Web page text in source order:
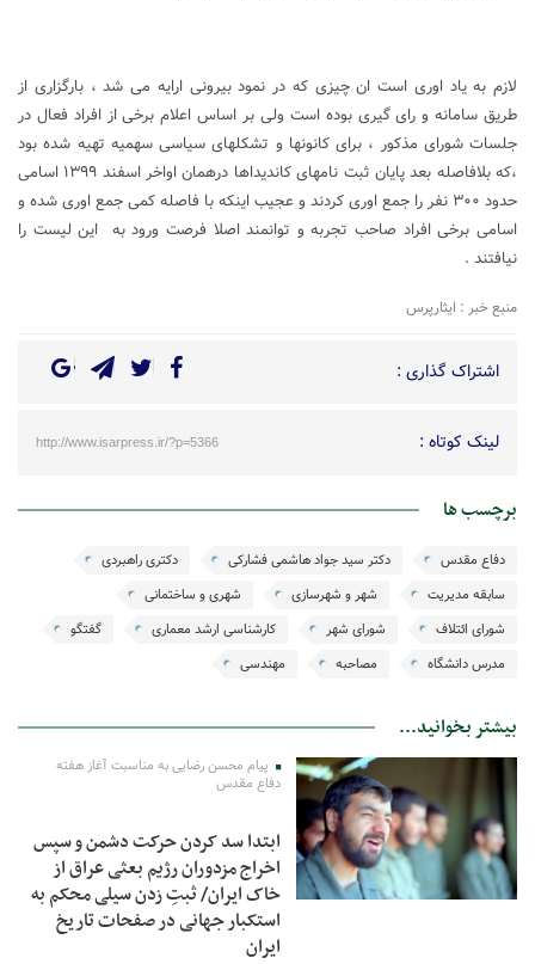
لازم به یاد اوری است ان چیزی که در نمود بیرونی ارایه می شد ، بارگزاری از
طریق سامانه و رای گیری بوده است ولی بر اساس اعلام برخی از افراد فعال در
جلسات شورای مذکور ، برای کانونها و تشکلهای سیاسی سهمیه تهیه شده بود
،که بلافاصله بعد پایان ثبت نامهای کاندیداها درهمان اواخر اسفند ۱۳۹۹ اسامی
حدود ۳۰۰ نفر را جمع اوری کردند و عجیب اینکه با فاصله کمی جمع اوری شده و
اسامی برخی افراد صاحب تجربه و توانمند اصلا فرصت ورود به این لیست را
نیافتند .
منبع خبر : ایثارپرس
اشتراک گذاری :
لینک کوتاه : http://www.isarpress.ir/?p=5366
برچسب ها
دفاع مقدس دکتر سید جواد هاشمی فشارکی
دکتری راهبردی
سابقه مدیریت
شهر و شهرسازی
شهری و ساختمانی
شورای ائتلاف
شورای شهر کارشناسی ارشد معماری
گفتگو
مدرس دانشگاه
مصاحبه مهندسی
بیشتر بخوانید...
پیام محسن رضایی به مناسبت آغاز هفته
دفاع مقدس
ابتدا سد کردن حرکت دشمن و سپس
اخراج مزدوران رژیم بعثی عراق از
خاک ایران/ ثبتِ زدن سیلی محکم به
استکبار جهانی در صفحات تاریخ
ایران